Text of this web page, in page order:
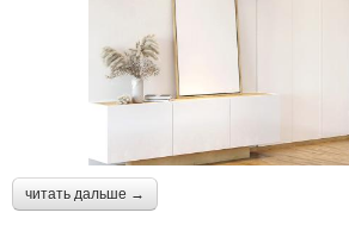
Гипсокартон для ниш
Идеи для прихожей
читать дальше →